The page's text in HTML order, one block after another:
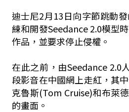
迪士尼2月13日向字節跳動
練和開發Seedance 2.0模型
作品，並要求停止侵權。
在此之前，由Seedance 2.0
段影音在中國網上走紅，其
克魯斯(Tom Cruise)和布萊
的畫面。